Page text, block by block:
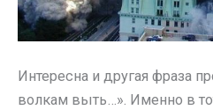
Интересна и другая фраза
волкам выть…». Именно в